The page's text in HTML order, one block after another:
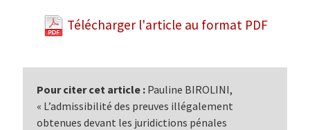
Télécharger l'article au format PDF
Pour citer cet article :Pauline BIROLINI,
« L’admissibilité des preuves illégalement
obtenues devant les juridictions pénales